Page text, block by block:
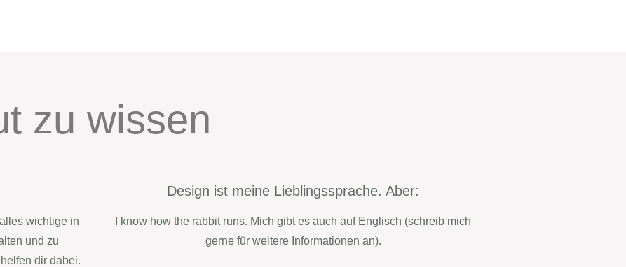
zu wissen
wichtige in
und zu
dir dabei.
Design ist meine Lieblingssprache. Aber:
I know how the rabbit runs. Mich gibt es auch auf Englisch (schreib mich
gerne für weitere Informationen an).